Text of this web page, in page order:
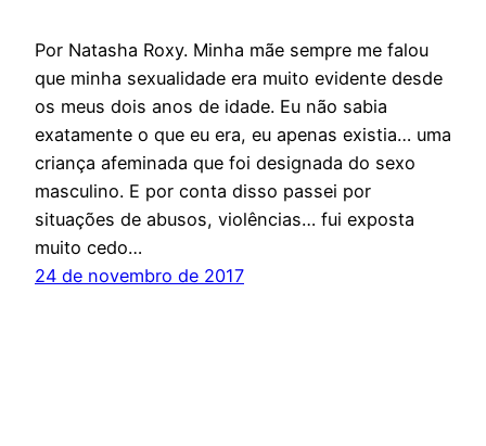
Por Natasha Roxy. Minha mãe sempre me falou
que minha sexualidade era muito evidente desde
os meus dois anos de idade. Eu não sabia
exatamente o que eu era, eu apenas existia… uma
criança afeminada que foi designada do sexo
masculino. E por conta disso passei por
situações de abusos, violências… fui exposta
muito cedo…
24 de novembro de 2017